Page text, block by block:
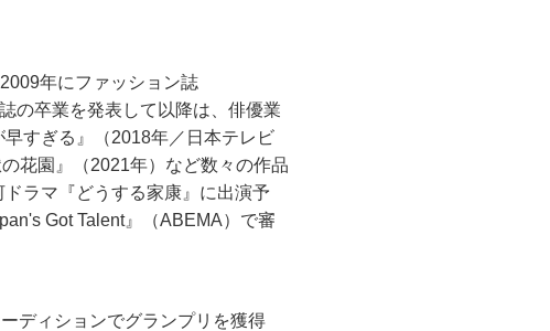
年にファッション誌
の卒業を発表して以降は、俳優業
すぎる』（2018年／日本テレビ
花園』（2021年）など数々の作品
ラマ『どうする家康』に出演予
Got Talent』（ABEMA）で審
ディションでグランプリを獲得